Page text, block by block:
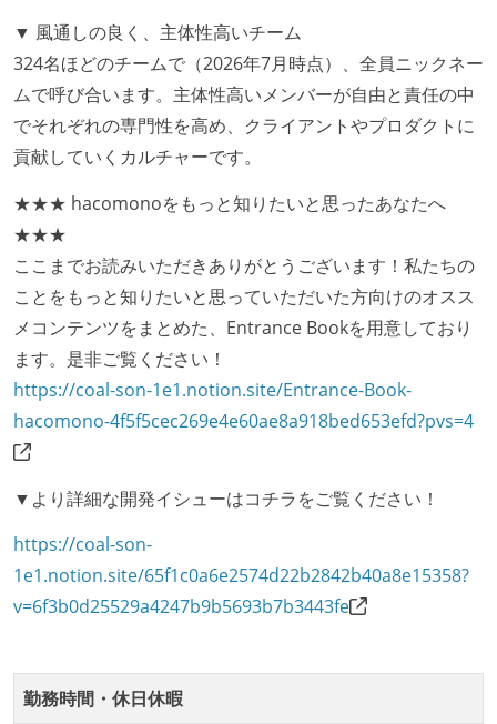
ビルド、自動デプロイ環境が整備されている
コードによるインフラ構成管理（Infrastructure as
Code）の環境が整備されている
オープンな情報共有
KPI などチームの目標・実績値について、メンバーの
誰もがいつでも閲覧可能になっている
ドキュメントの整備やペアプロ、モブワークなど、ナ
レッジの共有を積極的に行っている（属人性を減らす
取り組みをしている）
労働環境の自由度
フレックスタイム制または裁量労働制を採用している
メンバーの多様性
外国籍の開発メンバーがいる
待遇・福利厚生
入社時には、各自希望のスペックの PC やディスプレ
イが支給される
職業安定法に対応する記載事項
▼ 風通しの良く、主体性高いチーム
324名ほどのチームで（2026年7月時点）、全員ニックネー
ムで呼び合います。主体性高いメンバーが自由と責任の中
でそれぞれの専門性を高め、クライアントやプロダクトに
貢献していくカルチャーです。
★★★ hacomonoをもっと知りたいと思ったあなたへ
★★★
ここまでお読みいただきありがとうございます！私たちの
ことをもっと知りたいと思っていただいた方向けのオスス
メコンテンツをまとめた、Entrance Bookを用意しており
ます。是非ご覧ください！
https://coal-son-1e1.notion.site/Entrance-Book-
hacomono-4f5f5cec269e4e60ae8a918bed653efd?pvs=4
▼より詳細な開発イシューはコチラをご覧ください！
https://coal-son-
1e1.notion.site/65f1c0a6e2574d22b2842b40a8e15358?
v=6f3b0d25529a4247b9b5693b7b3443fe
勤務時間・休日休暇